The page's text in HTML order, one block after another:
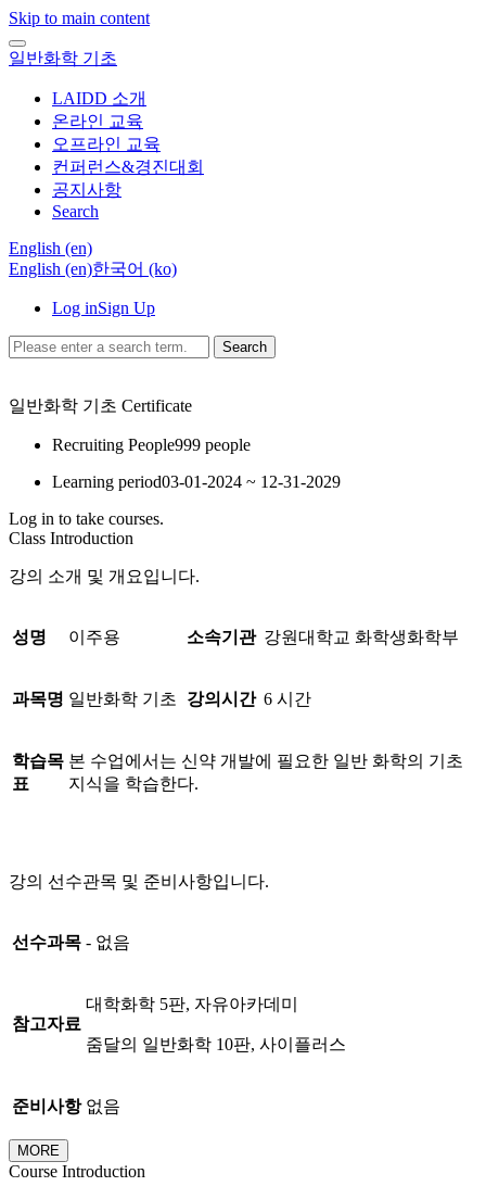
Skip to main content
일반화학 기초
LAIDD 소개
온라인 교육
오프라인 교육
컨퍼런스&경진대회
공지사항
Search
English ‎(en)‎
English ‎(en)‎한국어 ‎(ko)‎
Log inSign Up
Search
일반화학 기초 Certificate
Recruiting People999 people
Learning period03-01-2024 ~ 12-31-2029
Log in to take courses.
Class Introduction
강의 소개 및 개요입니다.
성명 이주용 소속기관 강원대학교 화학생화학부
과목명 일반화학 기초 강의시간 6 시간
학습목
표
본 수업에서는 신약 개발에 필요한 일반 화학의 기초
지식을 학습한다.
강의 선수관목 및 준비사항입니다.
선수과목 - 없음
참고자료
대학화학 5판, 자유아카데미
줌달의 일반화학 10판, 사이플러스
준비사항 없음
MORE
Course Introduction